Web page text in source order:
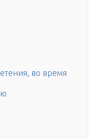
во время